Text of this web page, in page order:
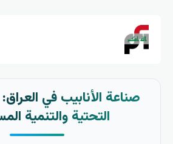
صناعة الأنابيب في
التحتية والتنمية